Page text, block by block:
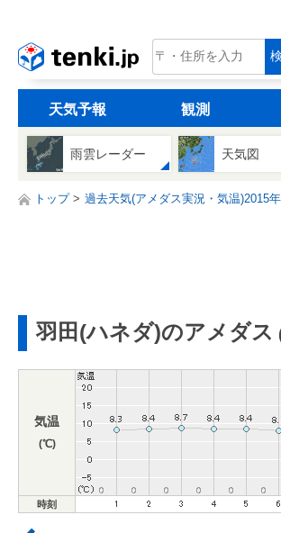
tenki.jp
天気予報 観測
雨雲レーダー 天気図
トップ 過去天気(アメダス実況・気温)2015年
羽田(ハネダ)のアメダス
気温
(℃)
時刻